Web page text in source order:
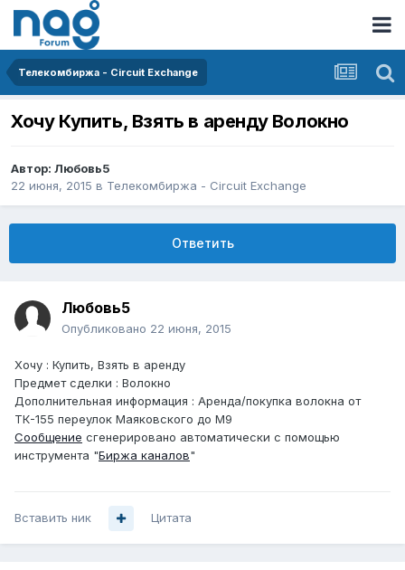
Телекомбиржа - Circuit Exchange
Хочу Купить, Взять в аренду Волокно
Автор: Любовь5
22 июня, 2015 в Телекомбиржа - Circuit Exchange
Ответить
Любовь5
Опубликовано 22 июня, 2015
Хочу : Купить, Взять в аренду
Предмет сделки : Волокно
Дополнительная информация : Аренда/покупка волокна от
ТК-155 переулок Маяковского до М9
Сообщение сгенерировано автоматически с помощью
инструмента "Биржа каналов"
Вставить ник Цитата